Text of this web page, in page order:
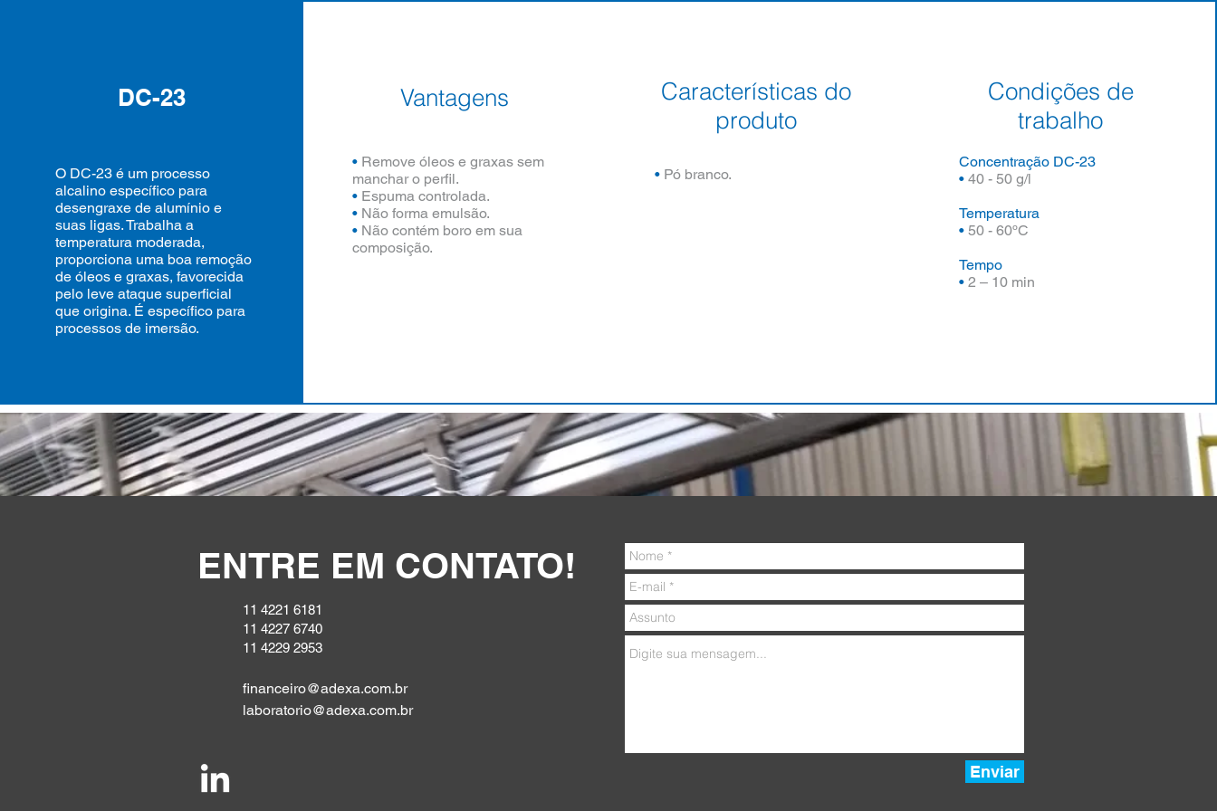
DC-23
O DC-23 é um processo
alcalino específico para
desengraxe de alumínio e
suas ligas. Trabalha a
temperatura moderada,
proporciona uma boa remoção
de óleos e graxas, favorecida
pelo leve ataque superficial
que origina. É específico para
processos de imersão.
Vantagens
• Remove óleos e graxas sem
manchar o perfil.
• Espuma controlada.
• Não forma emulsão.
• Não contém boro em sua
composição.
Características do
produto
• Pó branco.
Condições de
trabalho
Concentração DC-23
• 40 - 50 g/l
Temperatura
• 50 - 60ºC
Tempo
• 2 – 10 min
ENTRE EM CONTATO!
11 4221 6181
11 4227 6740
11 4229 2953
financeiro@adexa.com.br
laboratorio@adexa.com.br
Enviar